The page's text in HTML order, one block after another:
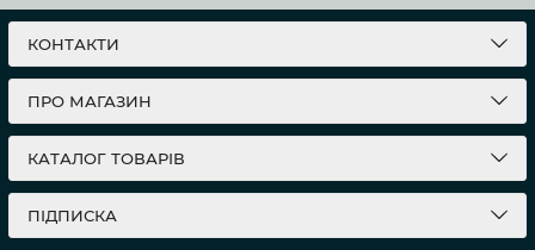
КОНТАКТИ
ПРО МАГАЗИН
КАТАЛОГ ТОВАРІВ
ПІДПИСКА